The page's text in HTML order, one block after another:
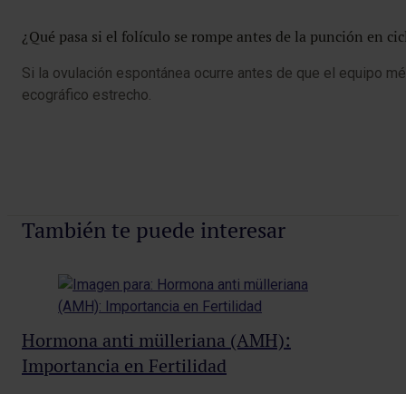
¿Qué pasa si el folículo se rompe antes de la punción en
Si la ovulación espontánea ocurre antes de que el equipo
ecográfico estrecho.
También te puede interesar
Hormona anti mülleriana (AMH):
Importancia en Fertilidad